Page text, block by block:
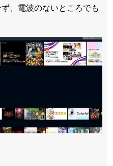
、電波のないところでも